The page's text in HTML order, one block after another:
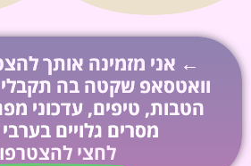
← אני מזמינה אותך
וואטסאפ שקטה בה תקבלי
הטבות, טיפים, עדכוני
מסרים גלויים
לחצי